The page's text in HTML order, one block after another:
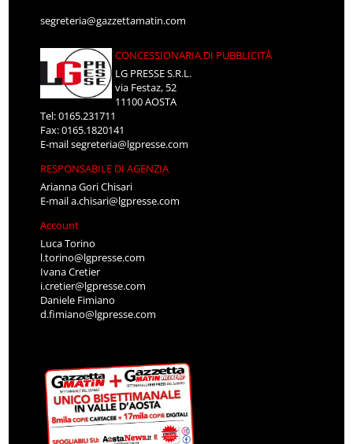
segreteria@gazzettamatin.com
CONCESSIONARIA DI PUBBLICITÀ
LG PRESSE S.R.L.
via Festaz, 52
11100 AOSTA
Tel: 0165.231711
Fax: 0165.1820141
E-mailsegreteria@lgpresse.com
RESPONSABILE DI AGENZIA
Arianna Gori Chisari
E-maila.chisari@lgpresse.com
Account
Luca Torino
l.torino@lgpresse.com
Ivana Cretier
i.cretier@lgpresse.com
Daniele Fimiano
d.fimiano@lgpresse.com